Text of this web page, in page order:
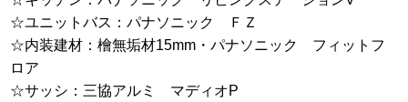
☆ユニットバス：パナソニック ＦＺ
☆内装建材：檜無垢材15mm・パナソニック フィットフ
ロア
☆サッシ：三協アルミ マディオP